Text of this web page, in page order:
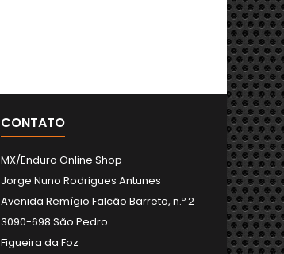
CONTATO
MX/Enduro Online Shop
Jorge Nuno Rodrigues Antunes
Avenida Remígio Falcão Barreto, n.º 2
3090-698 São Pedro
Figueira da Foz